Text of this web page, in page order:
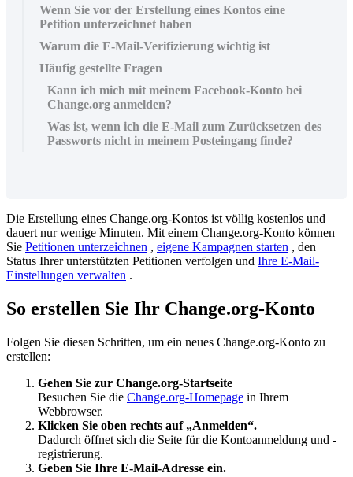
Wenn Sie vor der Erstellung eines Kontos eine
Petition unterzeichnet haben
Warum die E-Mail-Verifizierung wichtig ist
Häufig gestellte Fragen
Kann ich mich mit meinem Facebook-Konto bei
Change.org anmelden?
Was ist, wenn ich die E-Mail zum Zurücksetzen des
Passworts nicht in meinem Posteingang finde?
Die Erstellung eines Change.org-Kontos ist völlig kostenlos und
dauert nur wenige Minuten. Mit einem Change.org-Konto können
Sie Petitionen unterzeichnen , eigene Kampagnen starten , den
Status Ihrer unterstützten Petitionen verfolgen und Ihre E-Mail-
Einstellungen verwalten .
So erstellen Sie Ihr Change.org-Konto
Folgen Sie diesen Schritten, um ein neues Change.org-Konto zu
erstellen:
Gehen Sie zur Change.org-Startseite
Besuchen Sie die Change.org-Homepage in Ihrem
Webbrowser.
Klicken Sie oben rechts auf „Anmelden“.
Dadurch öffnet sich die Seite für die Kontoanmeldung und -
registrierung.
Geben Sie Ihre E-Mail-Adresse ein.